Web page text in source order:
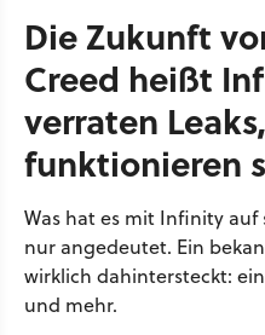
Die Zukunft
Creed heißt
verraten
funktionieren
Was hat es mit Infinity
nur angedeutet. Ein
wirklich dahintersteckt:
und mehr.